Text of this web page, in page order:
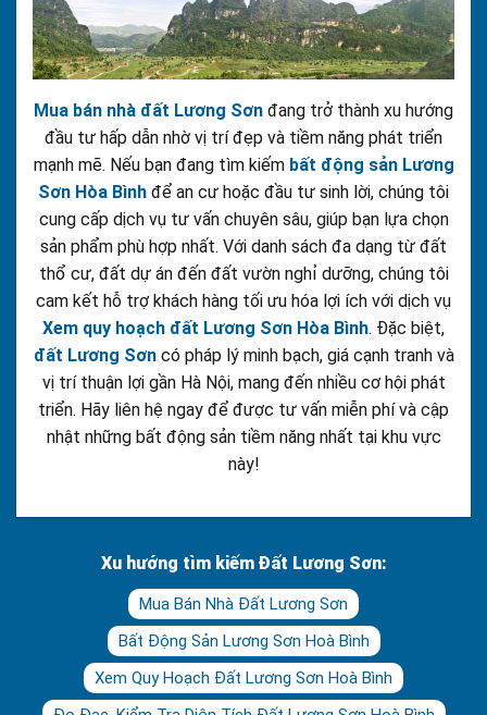
Mua bán nhà đất Lương Sơn đang trở thành xu hướng
đầu tư hấp dẫn nhờ vị trí đẹp và tiềm năng phát triển
mạnh mẽ. Nếu bạn đang tìm kiếm bất động sản Lương
Sơn Hòa Bình để an cư hoặc đầu tư sinh lời, chúng tôi
cung cấp dịch vụ tư vấn chuyên sâu, giúp bạn lựa chọn
sản phẩm phù hợp nhất. Với danh sách đa dạng từ đất
thổ cư, đất dự án đến đất vườn nghỉ dưỡng, chúng tôi
cam kết hỗ trợ khách hàng tối ưu hóa lợi ích với dịch vụ
Xem quy hoạch đất Lương Sơn Hòa Bình. Đặc biệt,
đất Lương Sơncó pháp lý minh bạch, giá cạnh tranh và
vị trí thuận lợi gần Hà Nội, mang đến nhiều cơ hội phát
triển. Hãy liên hệ ngay để được tư vấn miễn phí và cập
nhật những bất động sản tiềm năng nhất tại khu vực
này!
Xu hướng tìm kiếm Đất Lương Sơn:
Mua Bán Nhà Đất Lương Sơn
Bất Động Sản Lương Sơn Hoà Bình
Xem Quy Hoạch Đất Lương Sơn Hoà Bình